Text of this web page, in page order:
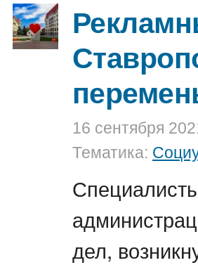
16 сентября
Тематика:
дел,